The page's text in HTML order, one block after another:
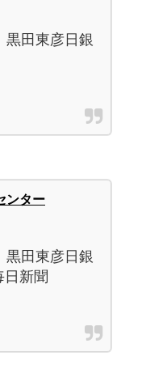
田東彦日銀
ンター
田東彦日銀
日新聞